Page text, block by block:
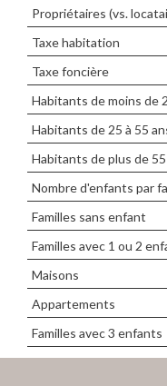
Propriétaires (vs.
Taxe habitation
Taxe foncière
Habitants de moins de
Habitants de 25 à 55
Habitants de plus de 55
Nombre d'enfants par
Familles sans enfant
Familles avec 1 ou 2
Maisons
Appartements
Familles avec 3 enfants